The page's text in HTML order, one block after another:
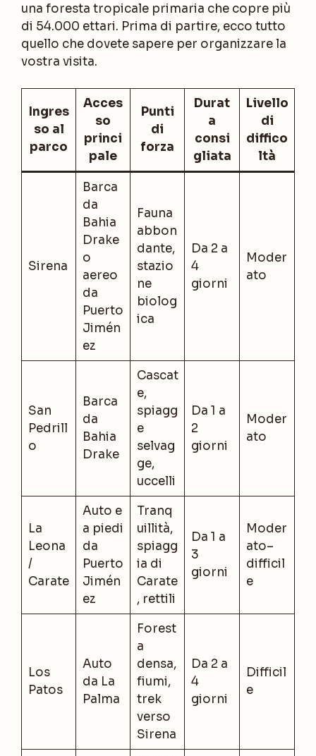
una foresta tropicale primaria che copre più
di 54.000 ettari. Prima di partire, ecco tutto
quello che dovete sapere per organizzare la
vostra visita.
Ingres
so al
parco
Acces
so
princi
pale
Punti
di
forza
Durat
a
consi
gliata
Livello
di
diffico
ltà
Sirena
Barca
da
Bahia
Drake
o
aereo
da
Puerto
Jimén
ez
Fauna
abbon
dante,
stazio
ne
biolog
ica
Da 2 a
4
giorni
Moder
ato
San
Pedrill
o
Barca
da
Bahia
Drake
Cascat
e,
spiagg
e
selvag
ge,
uccelli
Da 1 a
2
giorni
Moder
ato
La
Leona
/
Carate
Auto e
a piedi
da
Puerto
Jimén
ez
Tranq
uillità,
spiagg
ia di
Carate
, rettili
Da 1 a
3
giorni
Moder
ato–
difficil
e
Los
Patos
Auto
da La
Palma
Forest
a
densa,
fiumi,
trek
verso
Sirena
Da 2 a
4
giorni
Difficil
e